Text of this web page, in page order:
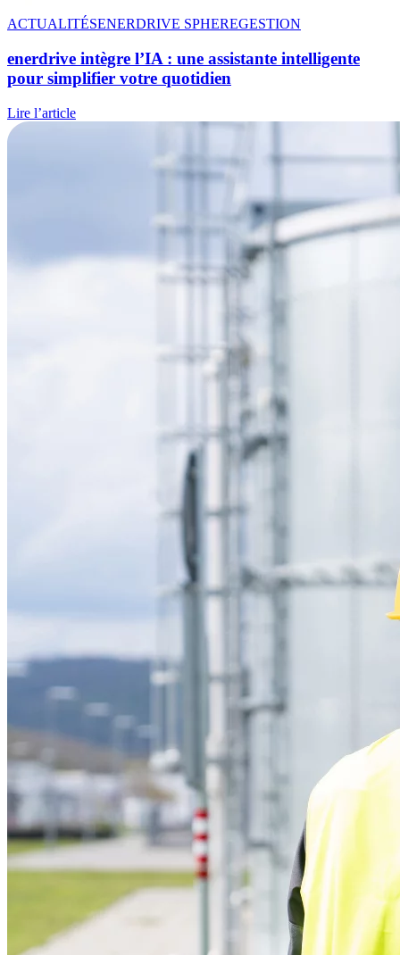
ACTUALITÉSENERDRIVE SPHEREGESTION
enerdrive intègre l’IA : une assistante intelligente
pour simplifier votre quotidien
Lire l’article